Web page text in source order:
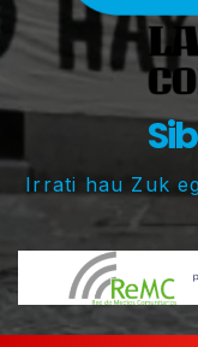
Irrati hau Zuk